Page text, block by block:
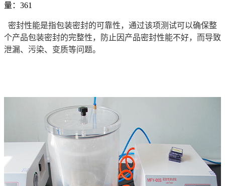
量： 361
密封性能是指包装密封的可靠性，通过该项测试可以确保整
个产品包装密封的完整性，防止因产品密封性能不好，而导致
泄漏、污染、变质等问题。